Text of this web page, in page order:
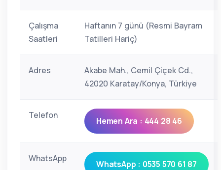
Çalışma
Saatleri
Haftanın 7 günü (Resmi Bayram
Tatilleri Hariç)
Adres
Akabe Mah., Cemil Çiçek Cd.,
42020 Karatay/Konya, Türkiye
Telefon
Hemen Ara : 444 28 46
WhatsApp
WhatsApp : 0535 570 61 87